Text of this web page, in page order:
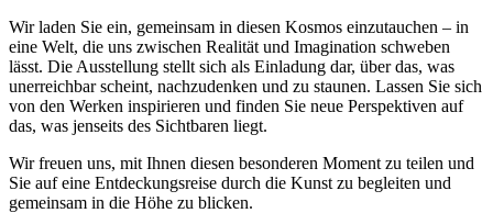
Wir laden Sie ein, gemeinsam in diesen Kosmos einzutauchen – in
eine Welt, die uns zwischen Realität und Imagination schweben
lässt. Die Ausstellung stellt sich als Einladung dar, über das, was
unerreichbar scheint, nachzudenken und zu staunen. Lassen Sie sich
von den Werken inspirieren und finden Sie neue Perspektiven auf
das, was jenseits des Sichtbaren liegt.
Wir freuen uns, mit Ihnen diesen besonderen Moment zu teilen und
Sie auf eine Entdeckungsreise durch die Kunst zu begleiten und
gemeinsam in die Höhe zu blicken.